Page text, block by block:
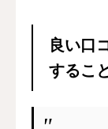
良い口
するこ